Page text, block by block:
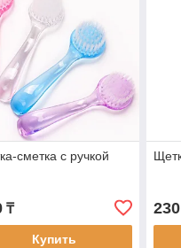
сметка с ручкой
₸
Купить
230